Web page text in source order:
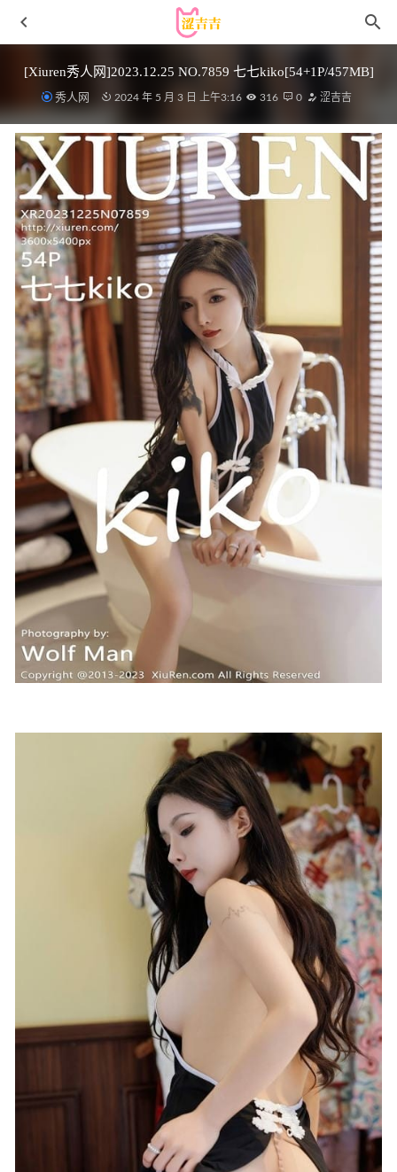
[Xiuren秀人网]2023.12.25 NO.7859 七七kiko[54+1P/457MB]
秀人网 2024 年 5 月 3 日 上午3:16 316 0 涩吉吉
[微密圈]婕西 – 黑色蕾丝包臀裙配开档袜 [37P-28M]
08-11
yuuhui玉汇 – NO.99 NIKKE：D：杀手妻子[139P1V-948MB]
2024-12-23
[XIAOYU语画界]2023.01.04 VOL.939 77qiqi[90+1P／
520MB]
2023-07-22
[Xiuren秀人网]2023.06.19 NO.6937 玉兔miki[81+1P／
727MB] 2023-11-27
Sally Dorasnow – NO.027 Keqing Lingerie [46P-155MB]
2023-01-24